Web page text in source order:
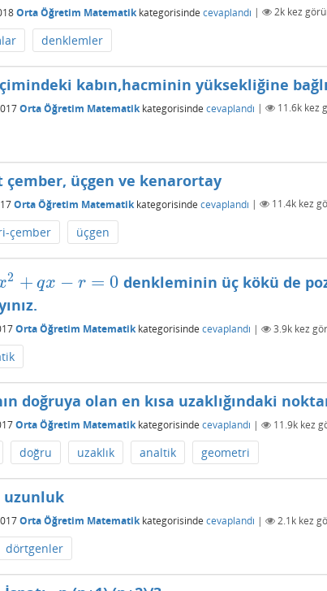
Orta Öğretim Matematikkategorisinde cevaplandı | 2k kez
denklemler
kabın,hacminin yüksekliğine
Orta Öğretim Matematikkategorisinde cevaplandı | 11.6k kez
çember, üçgen ve kenarortay
Orta Öğretim Matematikkategorisinde cevaplandı | 11.4k kez
çember üçgen
2 + qx − r = 0
q −r =0 denkleminin üç kökü de
Orta Öğretim Matematikkategorisinde cevaplandı | 3.9k kez
doğruya olan en kısa uzaklığındaki
Orta Öğretim Matematikkategorisinde cevaplandı | 11.9k kez
doğru uzaklık analtik geometri
uzunluk
Orta Öğretim Matematikkategorisinde cevaplandı | 2.1k kez
dörtgenler